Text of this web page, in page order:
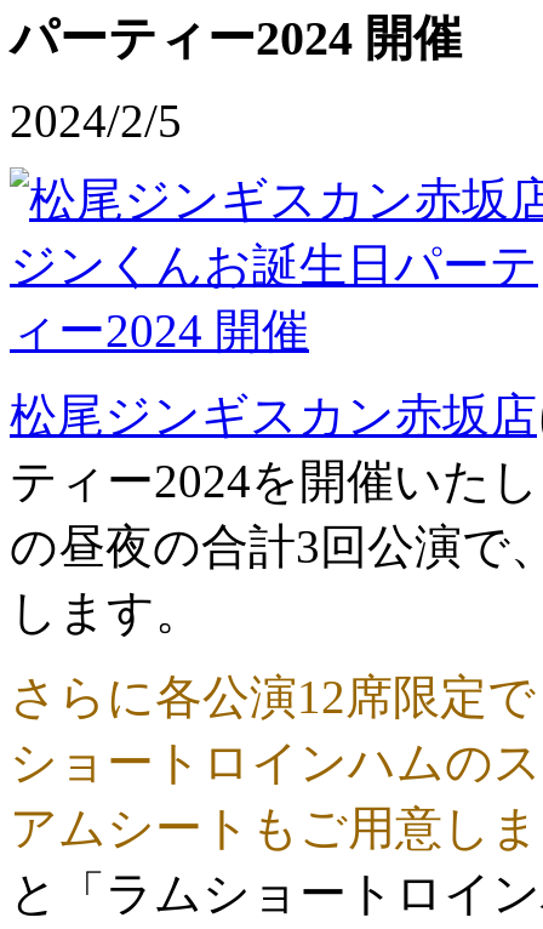
パーティー2024 開催
2024/2/5
松尾ジンギスカン赤坂店
ティー2024を開催いた
の昼夜の合計3回公演で
します。
さらに各公演12席限定
ショートロインハムの
アムシートもご用意し
と「ラムショートロイ